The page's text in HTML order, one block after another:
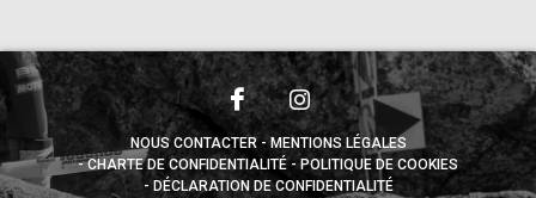
NOUS CONTACTER
MENTIONS LÉGALES
CHARTE DE CONFIDENTIALITÉ
POLITIQUE DE COOKIES
DÉCLARATION DE CONFIDENTIALITÉ